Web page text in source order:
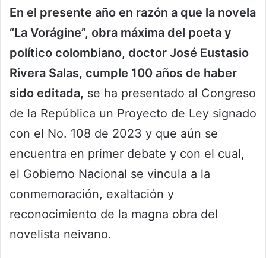
En el presente año en razón a que la novela
“La Vorágine”, obra máxima del poeta y
político colombiano, doctor José Eustasio
Rivera Salas, cumple 100 años de haber
sido editada, se ha presentado al Congreso
de la República un Proyecto de Ley signado
con el No. 108 de 2023 y que aún se
encuentra en primer debate y con el cual,
el Gobierno Nacional se vincula a la
conmemoración, exaltación y
reconocimiento de la magna obra del
novelista neivano.